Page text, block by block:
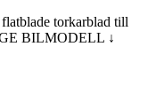
torkarblad till
BILMODELL ↓